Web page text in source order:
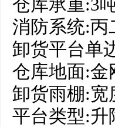
仓库承重:3
消防系统:丙
卸货平台单
仓库地面:金
卸货雨棚:宽
平台类型:升